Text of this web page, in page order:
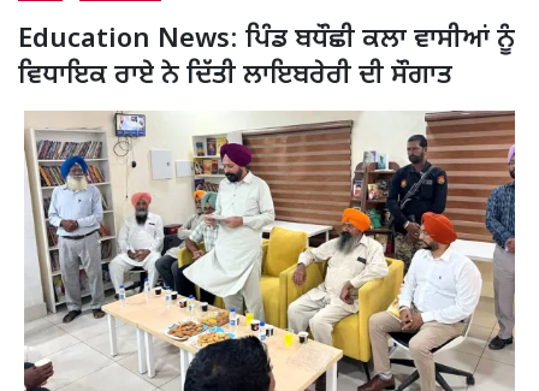
Education News: ਪਿੰਡ ਬਧੌਛੀ ਕਲਾ ਵਾਸੀਆਂ ਨੂੰ
ਵਿਧਾਇਕ ਰਾਏ ਨੇ ਦਿੱਤੀ ਲਾਇਬਰੇਰੀ ਦੀ ਸੌਗਾਤ